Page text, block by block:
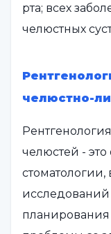
рта; всех
челюстных
челюстно-
челюстей - это
стоматологии,